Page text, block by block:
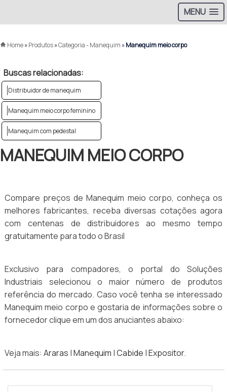
MENU
Home»Produtos»Categoria - Manequim »Manequim meio corpo
Buscas relacionadas:
Distribuidor de manequim
Manequim meio corpo feminino
Manequim com pedestal
MANEQUIM MEIO CORPO
Compare preços de Manequim meio corpo, conheça os
melhores fabricantes, receba diversas cotações agora
com centenas de distribuidores ao mesmo tempo
gratuitamente para todo o Brasil
Exclusivo para compadores, o portal do Soluções
Industriais selecionou o maior número de produtos
referência do mercado. Caso você tenha se interessado
Manequim meio corpo e gostaria de informações sobre o
fornecedor clique em um dos anuciantes abaixo:
Veja mais: Araras |Manequim |Cabide |Expositor.